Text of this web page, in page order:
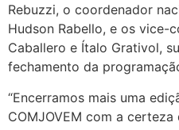
Rebuzzi, o coordenador
Hudson Rabello, e os vice-
Caballero e Ítalo Grativol,
fechamento da
“Encerramos mais uma
COMJOVEM com a